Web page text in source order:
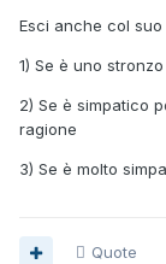
Esci anche col
1) Se è uno
2) Se è simpatico
ragione
3) Se è molto
Quote